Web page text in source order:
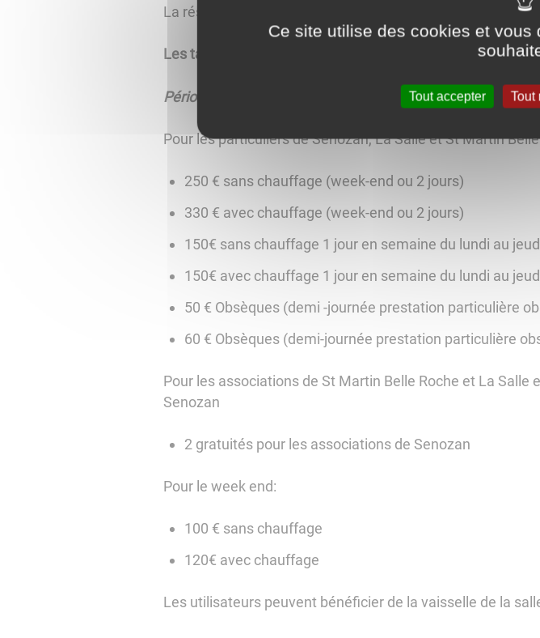
La réservation devient effective dès le versement d’arrhes
Les tarifs de la salle communale:
Période de chauffage du 15 octobre au 15 mai
Pour les particuliers de Senozan, La Salle et St Martin
250 € sans chauffage (week-end ou 2 jours)
330 € avec chauffage (week-end ou 2 jours)
150€ sans chauffage 1 jour en semaine du lundi au
150€ avec chauffage 1 jour en semaine du lundi au
50 € Obsèques (demi -journée prestation particulière
60 € Obsèques (demi-journée prestation particulière
Pour les associations de St Martin Belle Roche et La Salle
Senozan
2 gratuités pour les associations de Senozan
Pour le week end:
100 € sans chauffage
120€ avec chauffage
Les utilisateurs peuvent bénéficier de la vaisselle de la
Ce site utilise des cookies et
Tout accepter Tout